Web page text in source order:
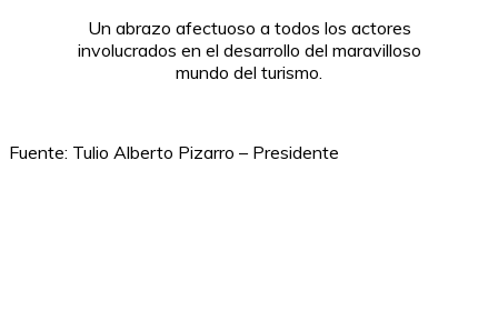
Un abrazo afectuoso a todos los actores
involucrados en el desarrollo del maravilloso
mundo del turismo.
Fuente: Tulio Alberto Pizarro – Presidente